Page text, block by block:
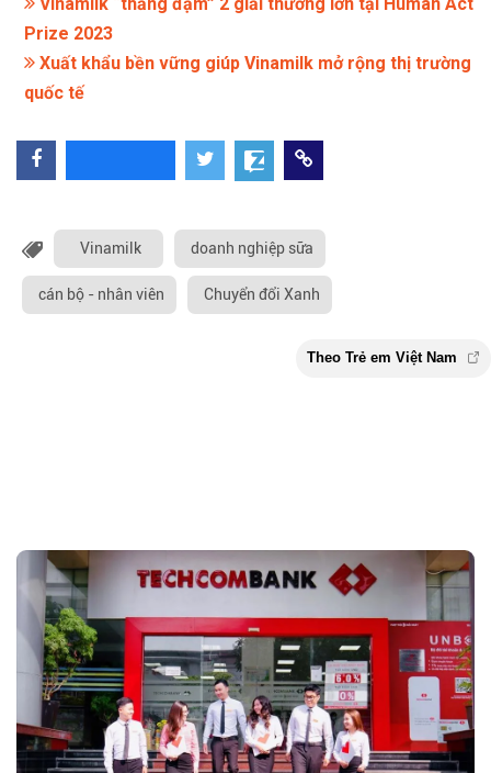
Prize 2023
Xuất khẩu bền vững giúp Vinamilk mở rộng thị trường
quốc tế
Vinamilk doanh nghiệp sữa
cán bộ - nhân viên Chuyển đổi Xanh